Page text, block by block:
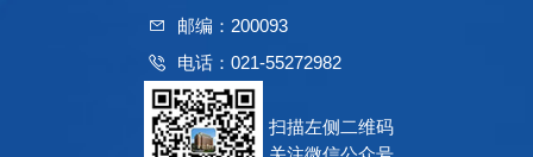
邮编：200093
电话：021-55272982
扫描左侧二维码